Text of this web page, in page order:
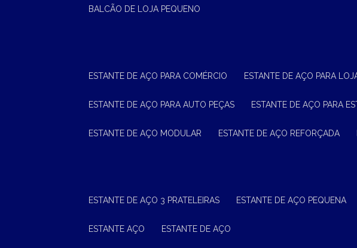
BALCÃO DE LOJA PEQUENO
ESTANTE DE AÇO PARA COMÉRCIO ESTANTE DE AÇO PARA
ESTANTE DE AÇO PARA AUTO PEÇAS ESTANTE DE AÇO PARA
ESTANTE DE AÇO MODULAR ESTANTE DE AÇO REFORÇADA
ESTANTE DE AÇO 3 PRATELEIRAS ESTANTE DE AÇO PEQUENA
ESTANTE AÇO ESTANTE DE AÇO